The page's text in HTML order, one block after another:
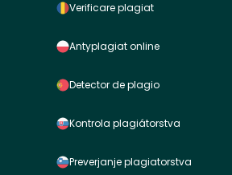
Verificare plagiat
Antyplagiat online
Detector de plagio
Kontrola plagiátorstva
Preverjanje plagiatorstva